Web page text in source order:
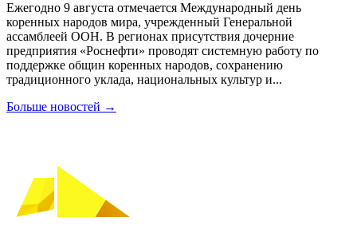
Ежегодно 9 августа отмечается Международный день
коренных народов мира, учрежденный Генеральной
ассамблеей ООН. В регионах присутствия дочерние
предприятия «Роснефти» проводят системную работу по
поддержке общин коренных народов, сохранению
традиционного уклада, национальных культур и...
Больше новостей →